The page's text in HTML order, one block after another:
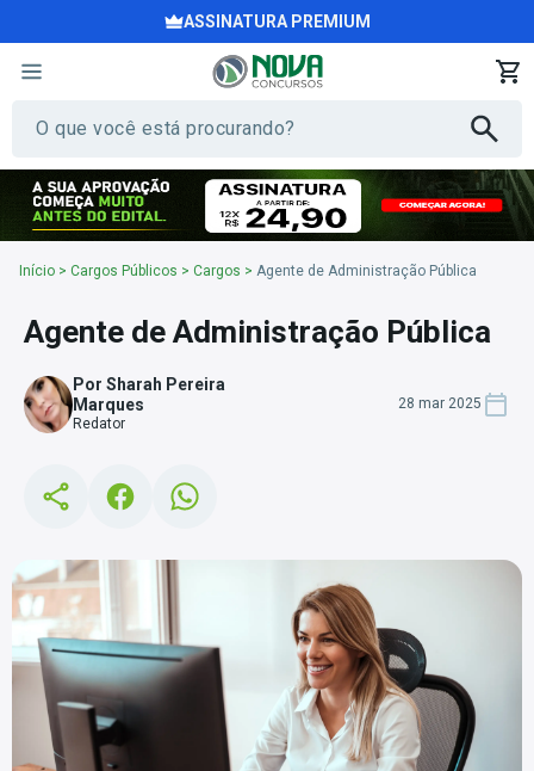
ASSINATURA PREMIUM
Início > Cargos Públicos > Cargos > Agente de Administração Pública
Agente de Administração Pública
Por Sharah Pereira
Marques
Redator
28 mar 2025